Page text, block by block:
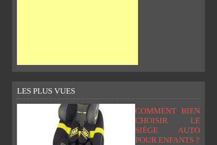
LES PLUS VUES
COMMENT BIEN
CHOISIR LE
SIÈGE AUTO
POUR ENFANTS ?